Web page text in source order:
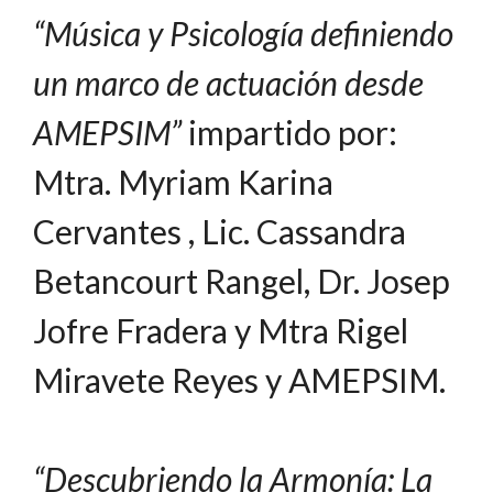
“Música y Psicología definiendo
un marco de actuación desde
AMEPSIM”impartido por:
Mtra. Myriam Karina
Cervantes , Lic. Cassandra
Betancourt Rangel, Dr. Josep
Jofre Fradera y Mtra Rigel
Miravete Reyes y AMEPSIM.
“Descubriendo la Armonía: La